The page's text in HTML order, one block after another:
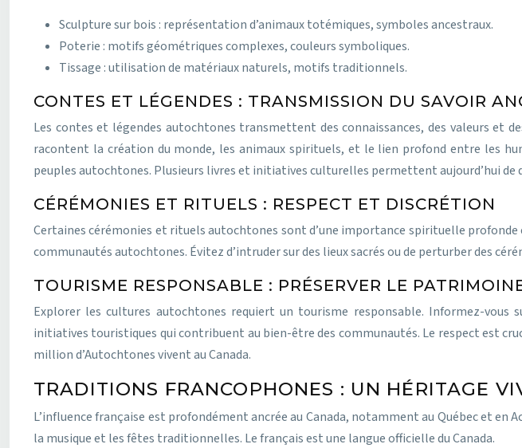
Sculpture sur bois : représentation d’animaux totémiques, symboles ancestraux.
Poterie : motifs géométriques complexes, couleurs symboliques.
Tissage : utilisation de matériaux naturels, motifs traditionnels.
CONTES ET LÉGENDES : TRANSMISSION DU SAVOIR
Les contes et légendes autochtones transmettent des connaissances, des valeurs et
racontent la création du monde, les animaux spirituels, et le lien profond entre les
peuples autochtones. Plusieurs livres et initiatives culturelles permettent aujourd’hui de
CÉRÉMONIES ET RITUELS : RESPECT ET DISCRÉTION
Certaines cérémonies et rituels autochtones sont d’une importance spirituelle
communautés autochtones. Évitez d’intruder sur des lieux sacrés ou de perturber des
TOURISME RESPONSABLE : PRÉSERVER LE
Explorer les cultures autochtones requiert un tourisme responsable. Informez-
initiatives touristiques qui contribuent au bien-être des communautés. Le respect est
million d’Autochtones vivent au Canada.
TRADITIONS FRANCOPHONES : UN HÉRITAGE
L’influence française est profondément ancrée au Canada, notamment au Québec et
la musique et les fêtes traditionnelles. Le français est une langue officielle du Canada.